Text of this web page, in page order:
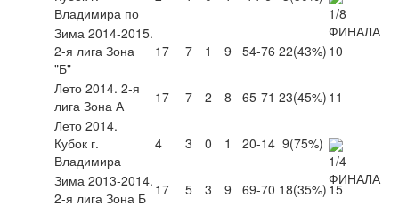
Владимира по
Зима 2014-2015.
2-я лига Зона
"Б"
17 7 1 9 54-76 22(43%) 10
Лето 2014. 2-я
лига Зона А
17 7 2 8 65-71 23(45%) 11
Лето 2014.
Кубок г.
Владимира
4 3 0 1 20-14 9(75%)
Зима 2013-2014.
2-я лига Зона Б 17 5 3 9 69-70 18(35%) 15